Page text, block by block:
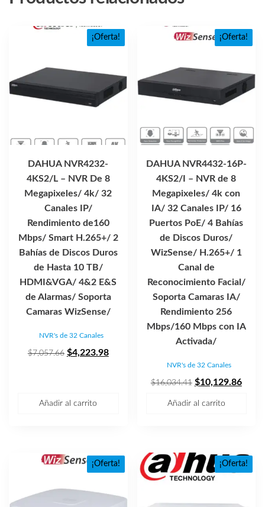
¡Oferta!
DAHUA NVR4232-
4KS2/L – NVR De 8
Megapixeles/ 4k/ 32
Canales IP/
Rendimiento de160
Mbps/ Smart H.265+/ 2
Bahías de Discos Duros
de Hasta 10 TB/
HDMI&VGA/ 4&2 E&S
de Alarmas/ Soporta
Camaras WizSense/
NVR's de 32 Canales
$7,057.66 El
$4,223.98El
Añadir al carrito
¡Oferta!
DAHUA NVR4432-16P-
4KS2/I – NVR de 8
Megapixeles/ 4k con
IA/ 32 Canales IP/ 16
Puertos PoE/ 4 Bahías
de Discos Duros/
WizSense/ H.265+/ 1
Canal de
Reconocimiento Facial/
Soporta Camaras IA/
Rendimiento 256
Mbps/160 Mbps con IA
Activada/
NVR's de 32 Canales
$16,034.41 El
$10,129.86El
Añadir al carrito
¡Oferta! ¡Oferta!